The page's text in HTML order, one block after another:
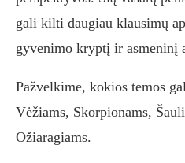
gali kilti daugiau klausimų
gyvenimo kryptį ir asmeninį
Pažvelkime, kokios temos
Vėžiams, Skorpionams,
Ožiaragiams.